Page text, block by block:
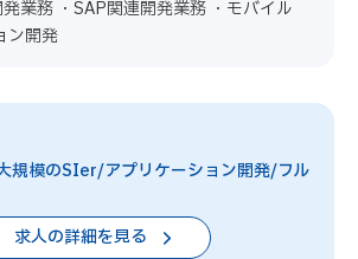
業務 ・SAP関連開発業務 ・モバイル
ン開発
規模のSIer/アプリケーション開発/フル
求人の詳細を見る